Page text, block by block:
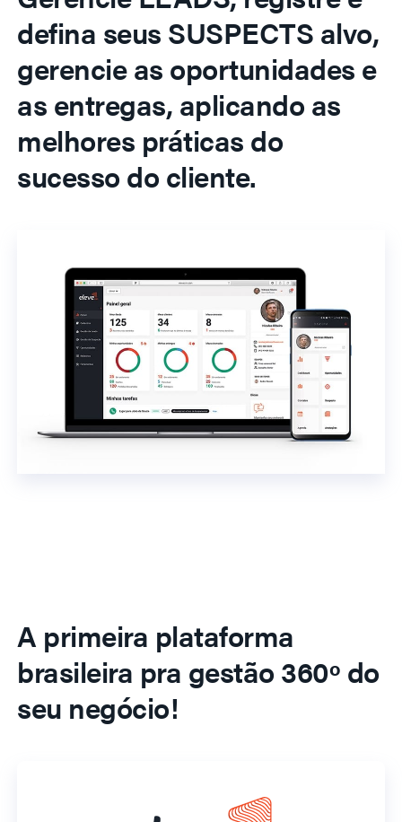
defina seus SUSPECTS alvo,
gerencie as oportunidades e
as entregas, aplicando as
melhores práticas do
sucesso do cliente.
A primeira plataforma
brasileira pra gestão 360º do
seu negócio!